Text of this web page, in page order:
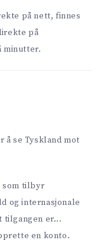
på nett, finnes
på
minutter.
å se Tyskland mot
som tilbyr
og internasjonale
tilgangen er...
en konto.